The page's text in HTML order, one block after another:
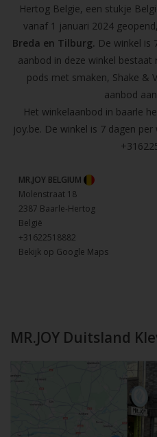
Hertog Belgie, een stukje
vanaf 1 januari 2024 geopend,
Breda en Tilburg. De winkel is
aanbod in deze winkel bestaat
pods met smaken, Shake &
aanbod
Het winkelaanbod in baarle
joy.be. De winkel is 7 dagen
MR.JOY BELGIUM
Molenstraat 18
2387 Baarle-Hertog
België
+31622518882
Bekijk op Google Maps
MR.JOY Duitsland